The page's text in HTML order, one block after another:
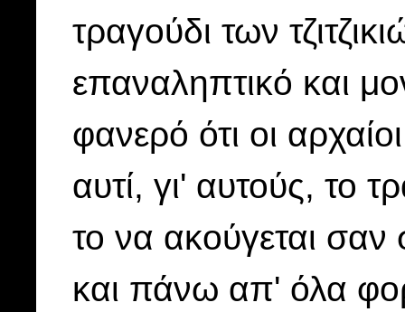
τραγούδι των
επαναληπτικό και
φανερό ότι οι
αυτί, γι' αυτούς, το
το να ακούγεται
και πάνω απ' όλα